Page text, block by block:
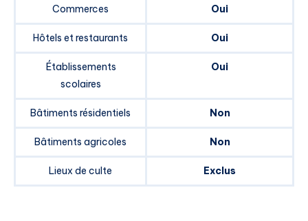
Commerces Oui
Hôtels et restaurants Oui
Établissements
scolaires
Oui
Bâtiments résidentiels Non
Bâtiments agricoles Non
Lieux de culte Exclus